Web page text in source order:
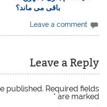
باقی می ماند؟
Leave a comment
Leave a Reply
published. Required fields
are marked
*